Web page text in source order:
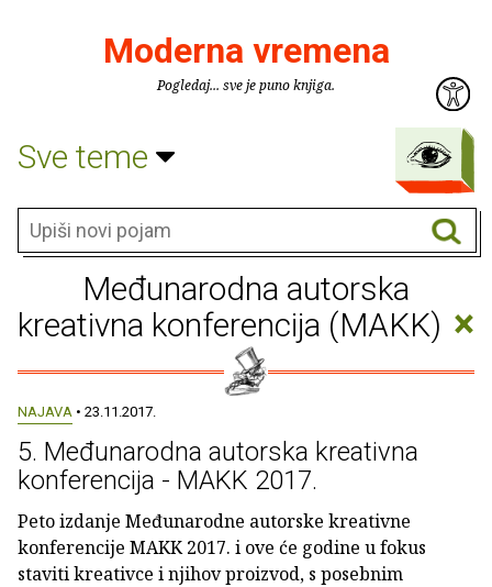
Moderna vremena
Pogledaj... sve je puno knjiga.
Sve teme
Međunarodna autorska
kreativna konferencija (MAKK) ×
NAJAVA • 23.11.2017.
5. Međunarodna autorska kreativna
konferencija - MAKK 2017.
Peto izdanje Međunarodne autorske kreativne
konferencije MAKK 2017. i ove će godine u fokus
staviti kreativce i njihov proizvod, s posebnim